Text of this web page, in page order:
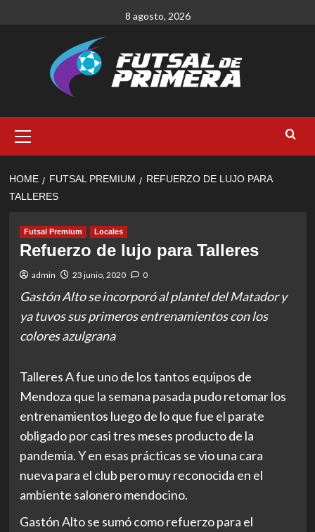
8 agosto, 2026
Menu
HOME FUTSAL PREMIUM
REFUERZO DE LUJO PARA
TALLERES
Futsal Premium Locales
Refuerzo de lujo para Talleres
admin 23 junio, 2020 0
Gastón Alto se incorporó al plantel del Matador y
ya tuvos sus primeros entrenamientos con los
colores azulgrana
Talleres A fue uno de los tantos equipos de
Mendoza que la semana pasada pudo retomar los
entrenamientos luego de lo que fue el parate
obligado por casi tres meses producto de la
pandemia. Y en esas prácticas se vio una cara
nueva para el club pero muy reconocida en el
ambiente salonero mendocino.
Gastón Alto se sumó como refuerzo para el